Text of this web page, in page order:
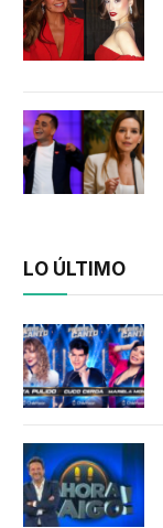
LO ÚLTIMO